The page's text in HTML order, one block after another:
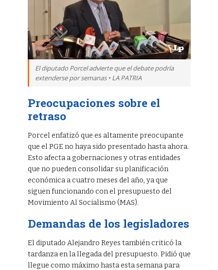
El diputado Porcel advierte que el debate podría
extenderse por semanas • LA PATRIA
Preocupaciones sobre el
retraso
Porcel enfatizó que es altamente preocupante
que el PGE no haya sido presentado hasta ahora.
Esto afecta a gobernaciones y otras entidades
que no pueden consolidar su planificación
económica a cuatro meses del año, ya que
siguen funcionando con el presupuesto del
Movimiento Al Socialismo (MAS).
Demandas de los legisladores
El diputado Alejandro Reyes también criticó la
tardanza en la llegada del presupuesto. Pidió que
llegue como máximo hasta esta semana para